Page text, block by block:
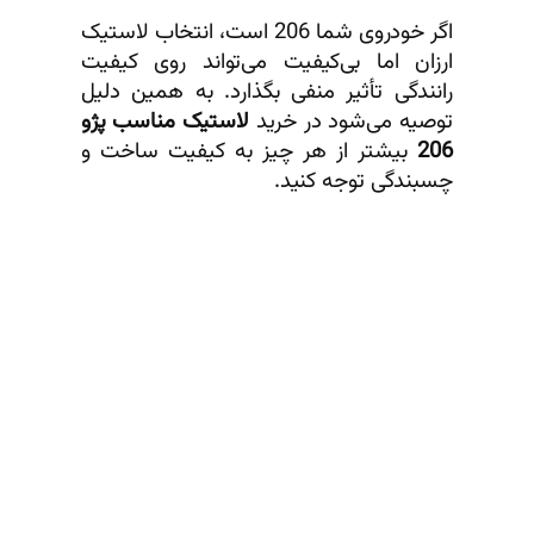
اگر خودروی شما 206 است، انتخاب لاستیک
ارزان اما بی‌کیفیت می‌تواند روی کیفیت
رانندگی تأثیر منفی بگذارد. به همین دلیل
توصیه می‌شود در خرید لاستیک مناسب پژو
206 بیشتر از هر چیز به کیفیت ساخت و
چسبندگی توجه کنید.